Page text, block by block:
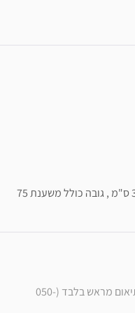
* הערה: ללא עלות מחד נס - רמת הגולן, בתיאום מראש בלבד (050-